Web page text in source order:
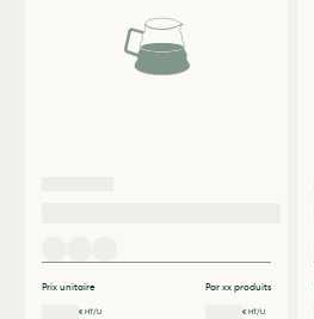
Prix unitaire
€ HT/U
Par xx produits
€ HT/U